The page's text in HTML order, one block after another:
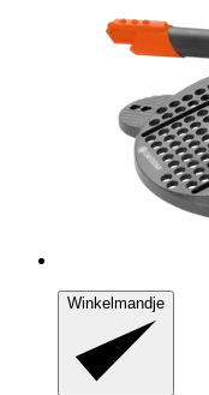
Winkelmandje